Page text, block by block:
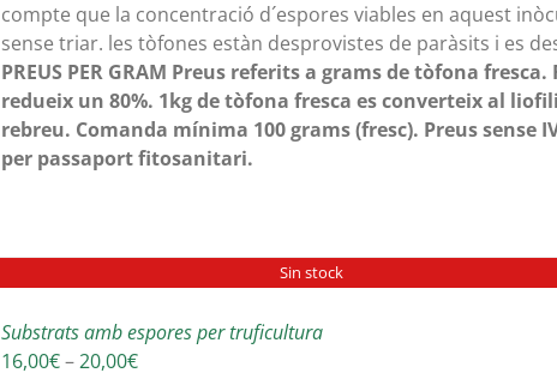
compte que la concentració d´espores viables en aquest
sense triar. les tòfones estàn desprovistes de paràsits i es
PREUS PER GRAM Preus referits a grams de tòfona
redueix un 80%. 1kg de tòfona fresca es converteix al
rebreu. Comanda mínima 100 grams (fresc). Preus sense
per passaport fitosanitari.
Sin stock
Substrats amb espores per truficultura
16,00€–20,00€Interval